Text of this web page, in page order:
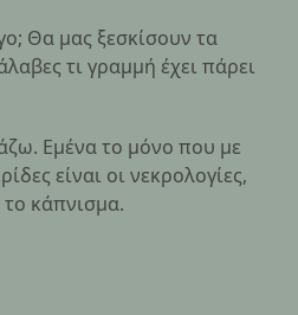
Θα μας ξεσκίσουν τα
τι γραμμή έχει πάρει
Εμένα το μόνο που με
είναι οι νεκρολογίες,
κάπνισμα.